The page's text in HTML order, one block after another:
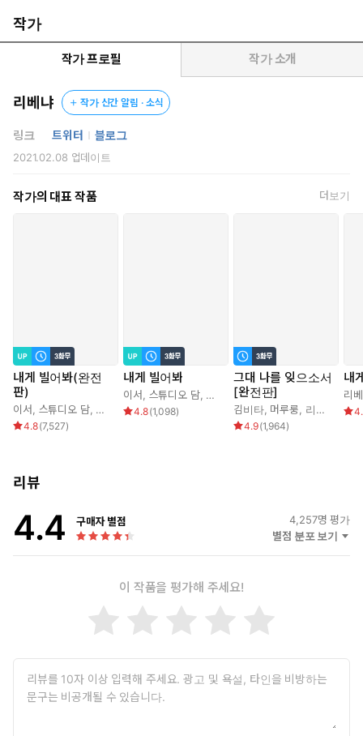
짜잔, 임신입니다!
<갑이 피임을 소홀히 해 을의 아이를 임신할 경우, 을이 알게 되는
즉시 본 계약은 종료된다.>
<을은 갑에게 본 조의 위반에 따른 손해배상을 청구할 수 있다.>
대출 20%를 끼고 평생의 소원이었던 한강뷰 아파트를 사자마자 한
<을이 알게 되는 즉시>
그럼 대표님만 모르면 된다는 거잖아?
“대표님 아이 아니에요.”
“…….”
한강뷰 아파트를 사수하라.
그런데 노혜지의 계약 No 해지를 위한 몸부림은 왜 이런 전개로 이
작가
작가 프로필 작가 소개
리베냐 작가 신간 알림 · 소식
링크 트위터 블로그
2021.02.08 업데이트
작가의 대표 작품 더보기
내게 빌어봐(완전
판)
이서, 스튜디오 담, 아이린,리베냐
4.8(7,527)
내게 빌어봐
이서, 스튜디오 담, 아이린,리베냐
4.8(1,098)
그대 나를 잊으소서
[완전판]
김비타, 머루룽, 리베냐
4.9(1,964)
내
리
리뷰
4.4 구매자 별점 4,257명 평가
별점 분포 보기
이 작품을 평가해 주세요!